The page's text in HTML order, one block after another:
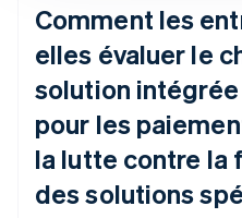
Comment les
elles évaluer le
solution
pour les
la lutte contre la
des solutions